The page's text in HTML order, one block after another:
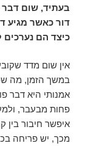
בעתיד, שום דבר
דור כאשר מגיע
כיצד הם נערכים
אין שום מדד
במשך הזמן, מה
אמנותי היא דבר
פחות מבעבר,
איפשר חיבור
מכך, יש פריחה